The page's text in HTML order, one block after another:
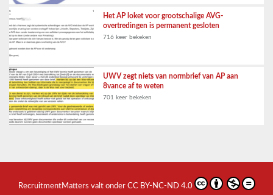
Het AP loket voor grootschalige AVG-
overtredingen is permanent gesloten
716 keer bekeken
UWV zegt niets van normbrief van AP aan
8vance af te weten
701 keer bekeken
RecruitmentMatters valt onder CC BY-NC-ND 4.0